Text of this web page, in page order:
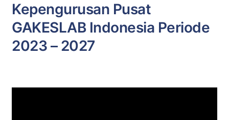
c
h
Kepengurusan Pusat
GAKESLAB Indonesia Periode
2023 – 2027